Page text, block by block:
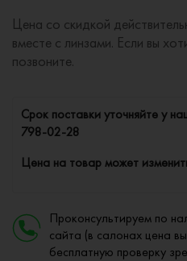
Цена со скидкой
вместе с линзами. Если вы
позвоните.
Cрок поставки уточняйте у
798-02-28
Цена на товар может
Проконсультируем по
сайта (в салонах цена
бесплатную проверку